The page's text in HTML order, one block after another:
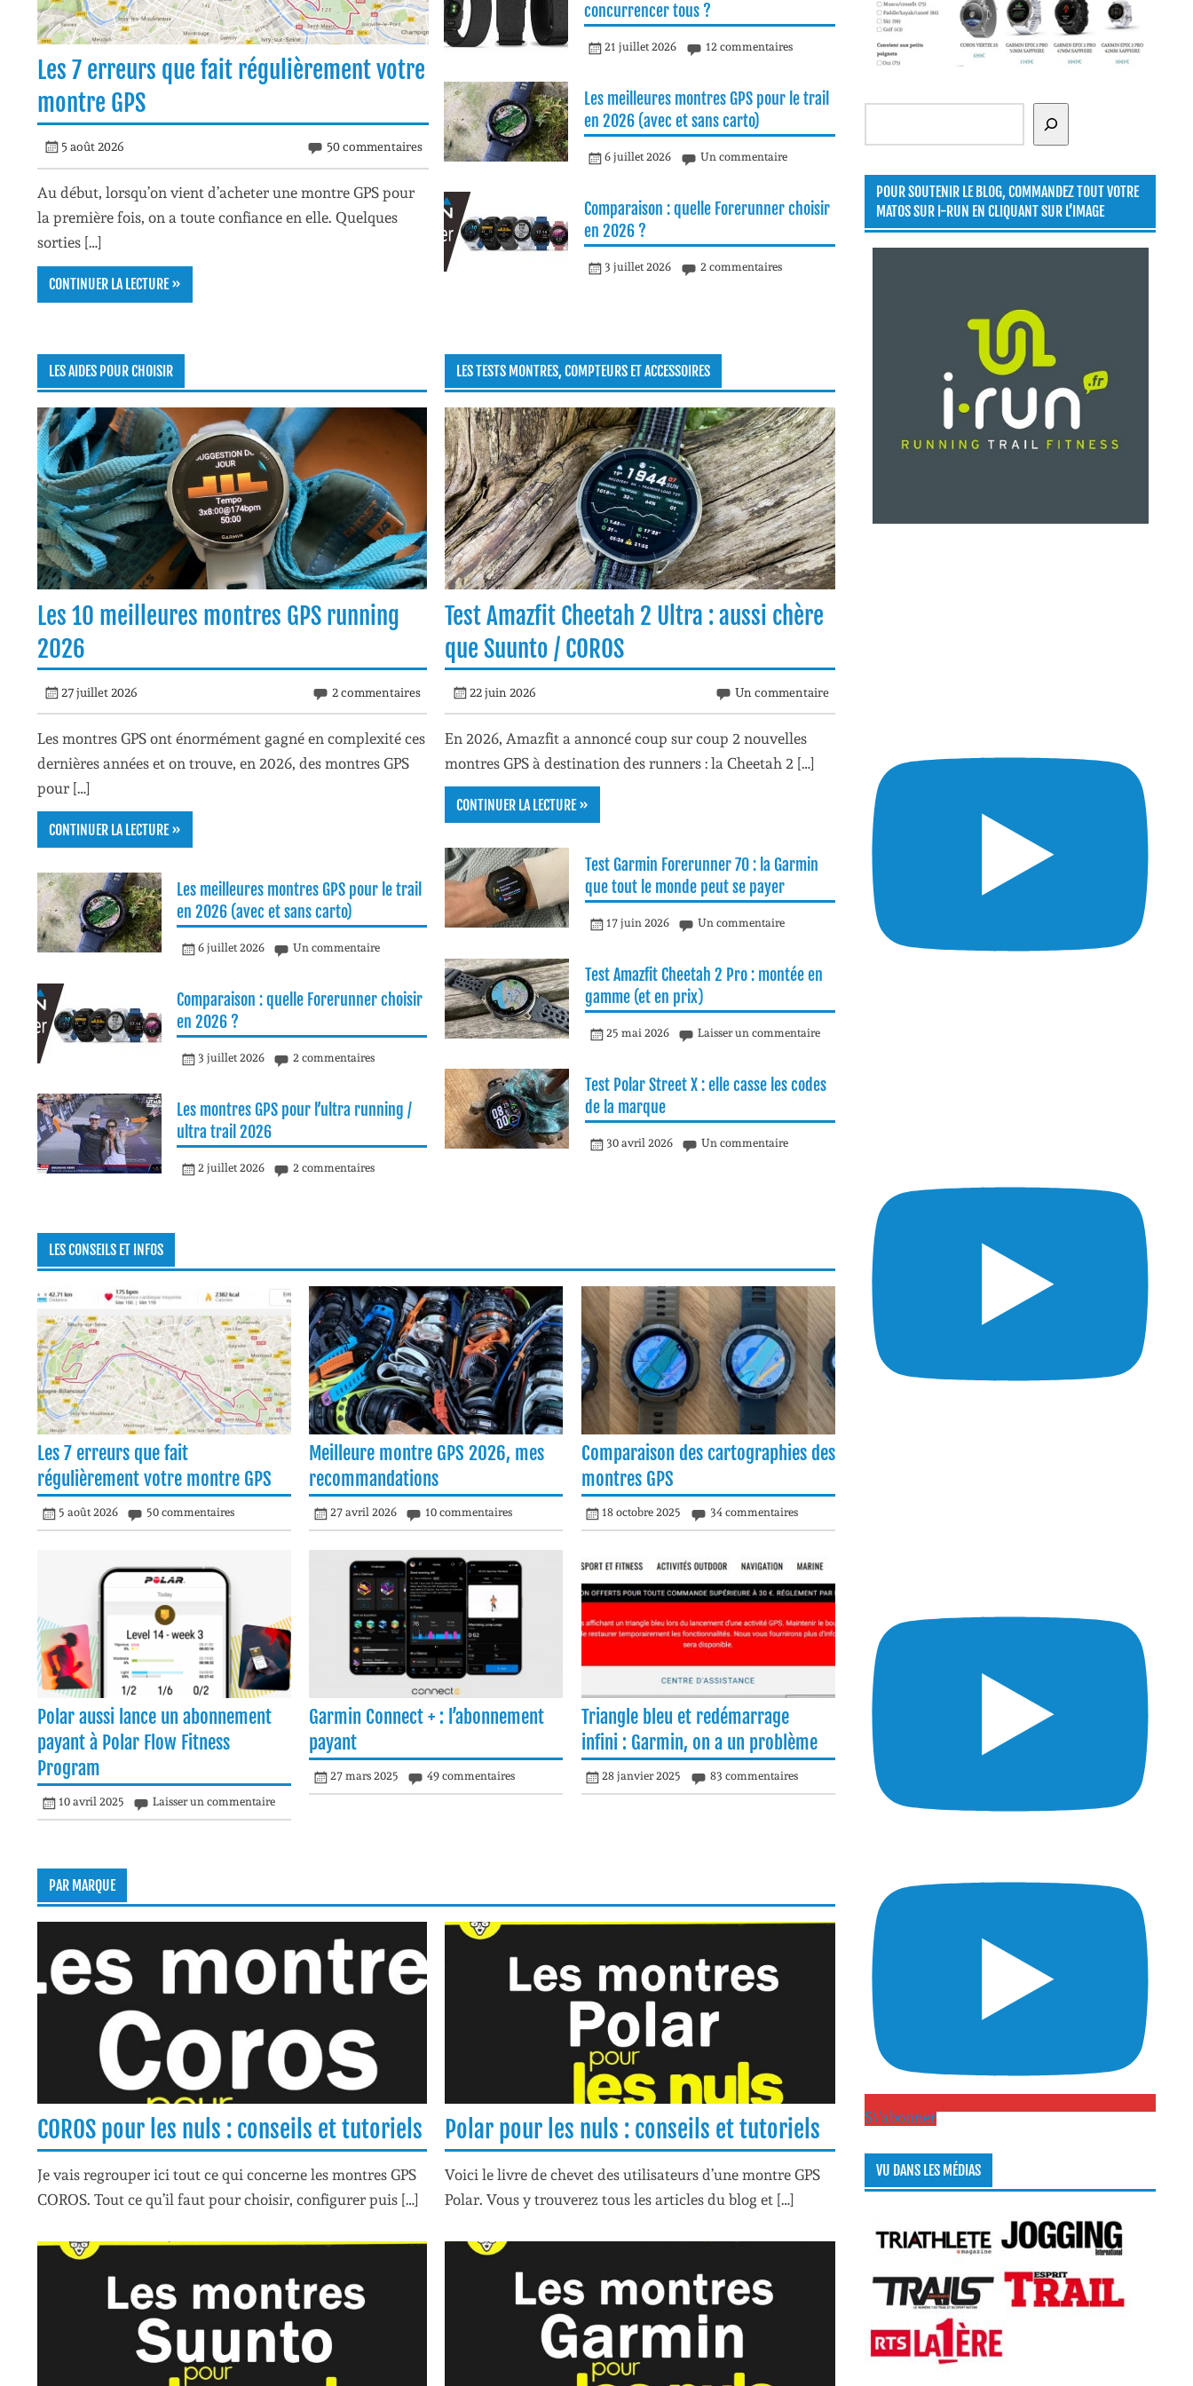
Les 7 erreurs que fait régulièrement votre
montre GPS
5 août 2026 50 commentaires
Au début, lorsqu’on vient d’acheter une montre GPS pour
la première fois, on a toute confiance en elle. Quelques
sorties […]
CONTINUER LA LECTURE »
concurrencer tous ?
21 juillet 2026 12 commentaires
Les meilleures montres GPS pour le trail
en 2026 (avec et sans carto)
6 juillet 2026 Un commentaire
Comparaison : quelle Forerunner choisir
en 2026 ?
3 juillet 2026 2 commentaires
LES AIDES POUR CHOISIR
Les 10 meilleures montres GPS running
2026
27 juillet 2026 2 commentaires
Les montres GPS ont énormément gagné en complexité ces
dernières années et on trouve, en 2026, des montres GPS
pour […]
CONTINUER LA LECTURE »
Les meilleures montres GPS pour le trail
en 2026 (avec et sans carto)
6 juillet 2026 Un commentaire
Comparaison : quelle Forerunner choisir
en 2026 ?
3 juillet 2026 2 commentaires
Les montres GPS pour l’ultra running /
ultra trail 2026
2 juillet 2026 2 commentaires
LES TESTS MONTRES, COMPTEURS ET ACCESSOIRES
Test Amazfit Cheetah 2 Ultra : aussi chère
que Suunto / COROS
22 juin 2026 Un commentaire
En 2026, Amazfit a annoncé coup sur coup 2 nouvelles
montres GPS à destination des runners : la Cheetah 2 […]
CONTINUER LA LECTURE »
Test Garmin Forerunner 70 : la Garmin
que tout le monde peut se payer
17 juin 2026 Un commentaire
Test Amazfit Cheetah 2 Pro : montée en
gamme (et en prix)
25 mai 2026 Laisser un commentaire
Test Polar Street X : elle casse les codes
de la marque
30 avril 2026 Un commentaire
LES CONSEILS ET INFOS
Les 7 erreurs que fait
régulièrement votre montre GPS
5 août 2026 50 commentaires
Meilleure montre GPS 2026, mes
recommandations
27 avril 2026 10 commentaires
Comparaison des cartographies des
montres GPS
18 octobre 2025 34 commentaires
Polar aussi lance un abonnement
payant à Polar Flow Fitness
Program
10 avril 2025 Laisser un commentaire
Garmin Connect + : l’abonnement
payant
27 mars 2025 49 commentaires
Triangle bleu et redémarrage
infini : Garmin, on a un problème
28 janvier 2025 83 commentaires
PAR MARQUE
COROS pour les nuls : conseils et tutoriels
Je vais regrouper ici tout ce qui concerne les montres GPS
COROS. Tout ce qu’il faut pour choisir, configurer puis […]
Polar pour les nuls : conseils et tutoriels
Voici le livre de chevet des utilisateurs d’une montre GPS
Polar. Vous y trouverez tous les articles du blog et […]
Rechercher
POUR SOUTENIR LE BLOG, COMMANDEZ TOUT VOTRE
MATOS SUR I-RUN EN CLIQUANT SUR L’IMAGE
S\'abonner
VU DANS LES MÉDIAS